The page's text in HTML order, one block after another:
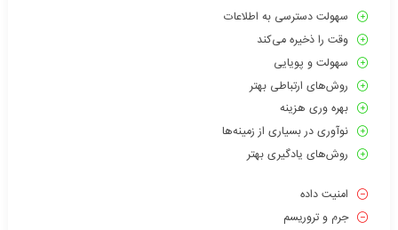
سهولت دسترسی به اطلاعات
وقت را ذخیره می‌کند
سهولت و پویایی
روش‌های ارتباطی بهتر
بهره وری هزینه
نوآوری در بسیاری از زمینه‌ها
روش‌های یادگیری بهتر
امنیت داده
جرم و تروریسم